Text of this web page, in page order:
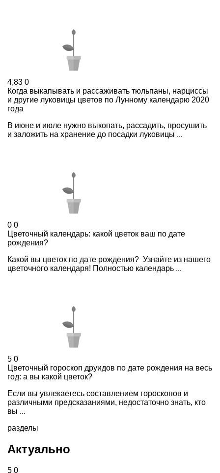
4,83 0
Когда выкапывать и рассаживать тюльпаны, нарциссы
и другие луковицы цветов по Лунному календарю 2020
года
В июне и июле нужно выкопать, рассадить, просушить
и заложить на хранение до посадки луковицы ...
0 0
Цветочный календарь: какой цветок ваш по дате
рождения?
Какой вы цветок по дате рождения? Узнайте из нашего
цветочного календаря! Полностью календарь ...
5 0
Цветочный гороскоп друидов по дате рождения на весь
год: а вы какой цветок?
Если вы увлекаетесь составлением гороскопов и
различными предсказаниями, недостаточно знать, кто
вы ...
разделы
Актуально
5 0